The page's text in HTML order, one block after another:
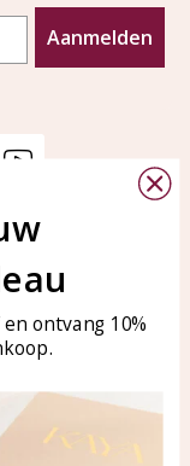
Aanmelden
Ma-Vr
17:00
0850003187
ontvang 10%